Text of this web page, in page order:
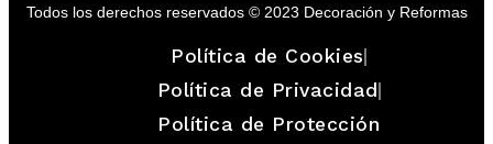
Todos los derechos reservados © 2023 Decoración y Reformas
Política de Cookies
Política de Privacidad
Política de Protección